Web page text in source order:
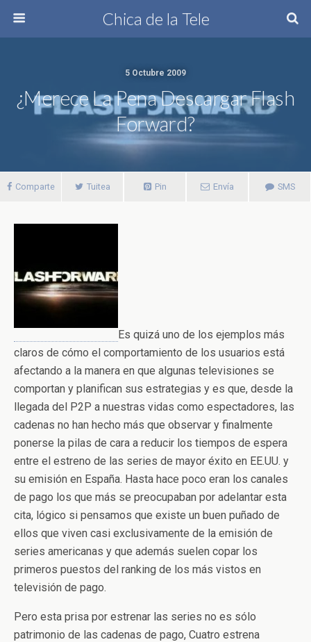
Chica de la Tele
5 Octubre 2009
¿Merece La Pena Descargar Flash
Forward?
Comparte Tuitea Pin Envía SMS
Es quizá uno de los ejemplos más
claros de cómo el comportamiento de los usuarios está
afectando a la manera en que algunas televisiones se
comportan y planifican sus estrategias y es que, desde la
llegada del P2P a nuestras vidas como espectadores, las
cadenas no han hecho más que observar y finalmente
ponerse la pilas de cara a reducir los tiempos de espera
entre el estreno de las series de mayor éxito en EE.UU. y
su emisión en España. Hasta hace poco eran los canales
de pago los que más se preocupaban por adelantar esta
cita, lógico si pensamos que existe un buen puñado de
ellos que viven casi exclusivamente de la emisión de
series americanas y que además suelen copar los
primeros puestos del ranking de los más vistos en
televisión de pago.
Pero esta prisa por estrenar las series no es sólo
patrimonio de las cadenas de pago, Cuatro estrena